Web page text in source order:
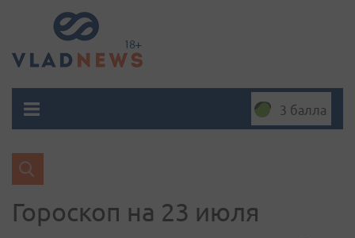
3 балла
Гороскоп на 23 июля